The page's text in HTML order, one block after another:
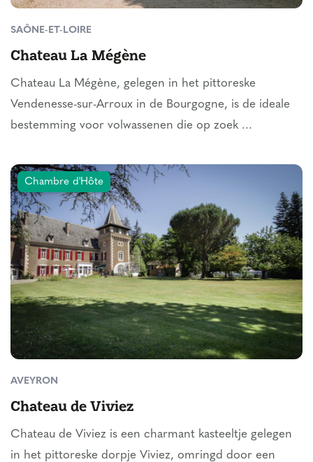
SAÔNE-ET-LOIRE
Chateau La Mégène
Chateau La Mégène, gelegen in het pittoreske
Vendenesse-sur-Arroux in de Bourgogne, is de ideale
bestemming voor volwassenen die op zoek ...
Chambre d'Hôte
AVEYRON
Chateau de Viviez
Chateau de Viviez is een charmant kasteeltje gelegen
in het pittoreske dorpje Viviez, omringd door een